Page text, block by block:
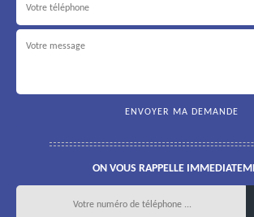
ON VOUS RAPPELLE